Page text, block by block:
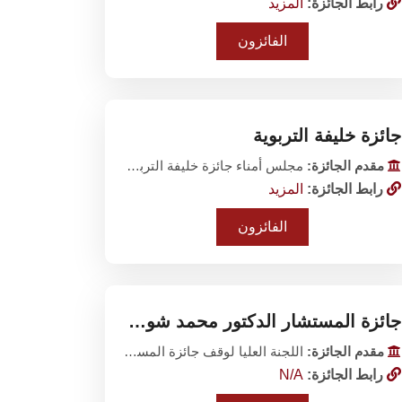
الفائزون
جائزة خليفة التربوية
مقدم الجائزة: مجلس أمناء جائزة خليفة التربوية
رابط الجائزة: المزيد
الفائزون
جائزة المستشار الدكتور محمد شوقي الفنجري
مقدم الجائزة: اللجنة العليا لوقف جائزة المستشار الدكتور محمد شوقي الفنجرى نظارة هيئة قضايا الدولة
رابط الجائزة: N/A